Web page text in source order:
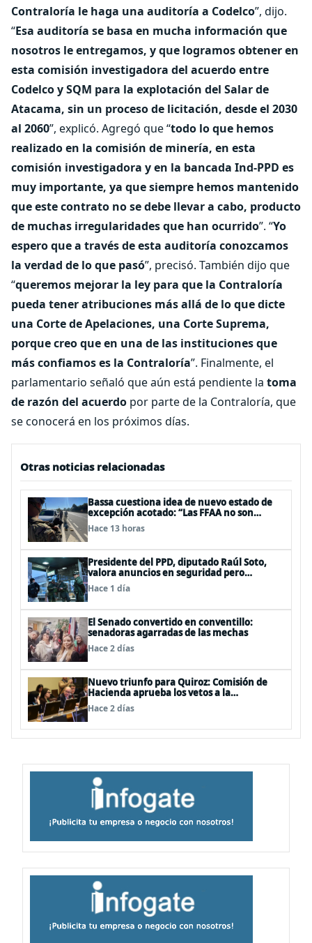
Contraloría le haga una auditoría a Codelco”, dijo.
“Esa auditoría se basa en mucha información que
nosotros le entregamos, y que logramos obtener en
esta comisión investigadora del acuerdo entre
Codelco y SQM para la explotación del Salar de
Atacama, sin un proceso de licitación, desde el 2030
al 2060”, explicó. Agregó que “todo lo que hemos
realizado en la comisión de minería, en esta
comisión investigadora y en la bancada Ind-PPD es
muy importante, ya que siempre hemos mantenido
que este contrato no se debe llevar a cabo, producto
de muchas irregularidades que han ocurrido”. “Yo
espero que a través de esta auditoría conozcamos
la verdad de lo que pasó”, precisó. También dijo que
“queremos mejorar la ley para que la Contraloría
pueda tener atribuciones más allá de lo que dicte
una Corte de Apelaciones, una Corte Suprema,
porque creo que en una de las instituciones que
más confiamos es la Contraloría”. Finalmente, el
parlamentario señaló que aún está pendiente la toma
de razón del acuerdo por parte de la Contraloría, que
se conocerá en los próximos días.
Otras noticias relacionadas
Bassa cuestiona idea de nuevo estado de
excepción acotado: “Las FFAA no son
policías”
Hace 13 horas
Presidente del PPD, diputado Raúl Soto,
valora anuncios en seguridad pero
advierte ausencia clave: alzamiento del
secreto bancario
Hace 1 día
El Senado convertido en conventillo:
senadoras agarradas de las mechas
Hace 2 días
Nuevo triunfo para Quiroz: Comisión de
Hacienda aprueba los vetos a la
Megarreforma
Hace 2 días